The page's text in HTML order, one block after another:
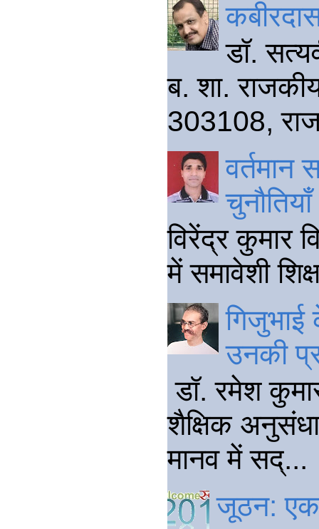
डॉ.
ब. शा.
303108,
वर्तमान
चुनौतियाँ
विरेंद्र कुमार
में समावेशी
गिजुभाई
उनकी
डॉ. रमेश
शैक्षिक
मानव में सद्...
जूठन: एक